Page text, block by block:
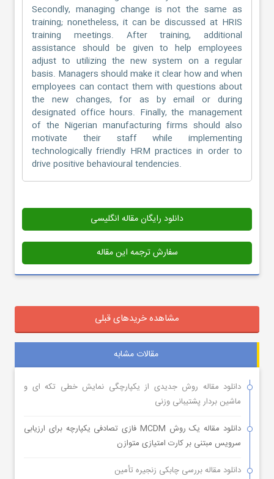
Secondly, managing change is not the same as
training; nonetheless, it can be discussed at HRIS
training meetings. After training, additional
assistance should be given to help employees
adjust to utilizing the new system on a regular
basis. Managers should make it clear how and when
employees can contact them with questions about
the new changes, for as by email or during
designated office hours. Finally, the management
of the Nigerian manufacturing firms should also
motivate their staff while implementing
technologically friendly HRM practices in order to
drive positive behavioural tendencies.
دانلود رایگان مقاله انگلیسی
سفارش ترجمه این مقاله
مشاهده خریدهای قبلی
مقالات مشابه
دانلود مقاله روش جدیدی از یکپارچگی نمایش خطی تکه ای و
ماشین بردار پشتیبانی وزنی
دانلود مقاله یک روش MCDM فازی تصادفی یکپارچه برای ارزیابی
سرویس مبتنی بر کارت امتیازی متوازن
دانلود مقاله بررسی چابکی زنجیره تأمین